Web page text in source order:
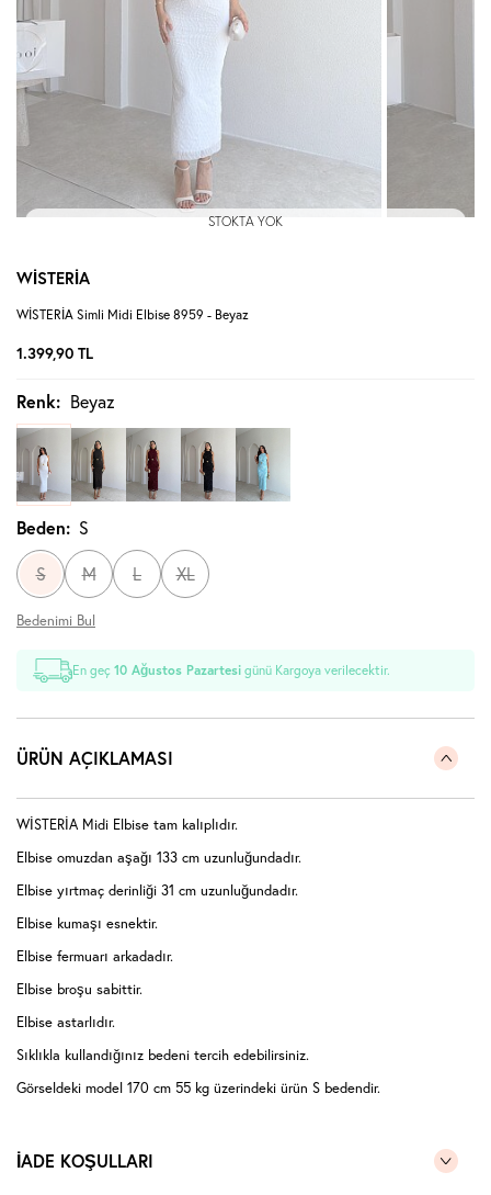
STOKTA YOK
WİSTERİA
WİSTERİA Simli Midi Elbise 8959 - Beyaz
1.399,90 TL
Renk: Beyaz
Beden: S
S M L XL
Bedenimi Bul
En geç10 Ağustos Pazartesi günü Kargoya verilecektir.
ÜRÜN AÇIKLAMASI
WİSTERİA Midi Elbise tam kalıplıdır.
Elbise omuzdan aşağı 133 cm uzunluğundadır.
Elbise yırtmaç derinliği 31 cm uzunluğundadır.
Elbise kumaşı esnektir.
Elbise fermuarı arkadadır.
Elbise broşu sabittir.
Elbise astarlıdır.
Sıklıkla kullandığınız bedeni tercih edebilirsiniz.
Görseldeki model 170 cm 55 kg üzerindeki ürün S bedendir.
İADE KOŞULLARI